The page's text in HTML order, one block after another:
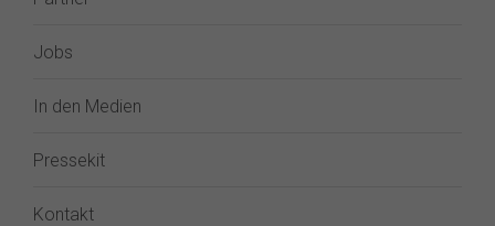
Jobs
In den Medien
Pressekit
Kontakt